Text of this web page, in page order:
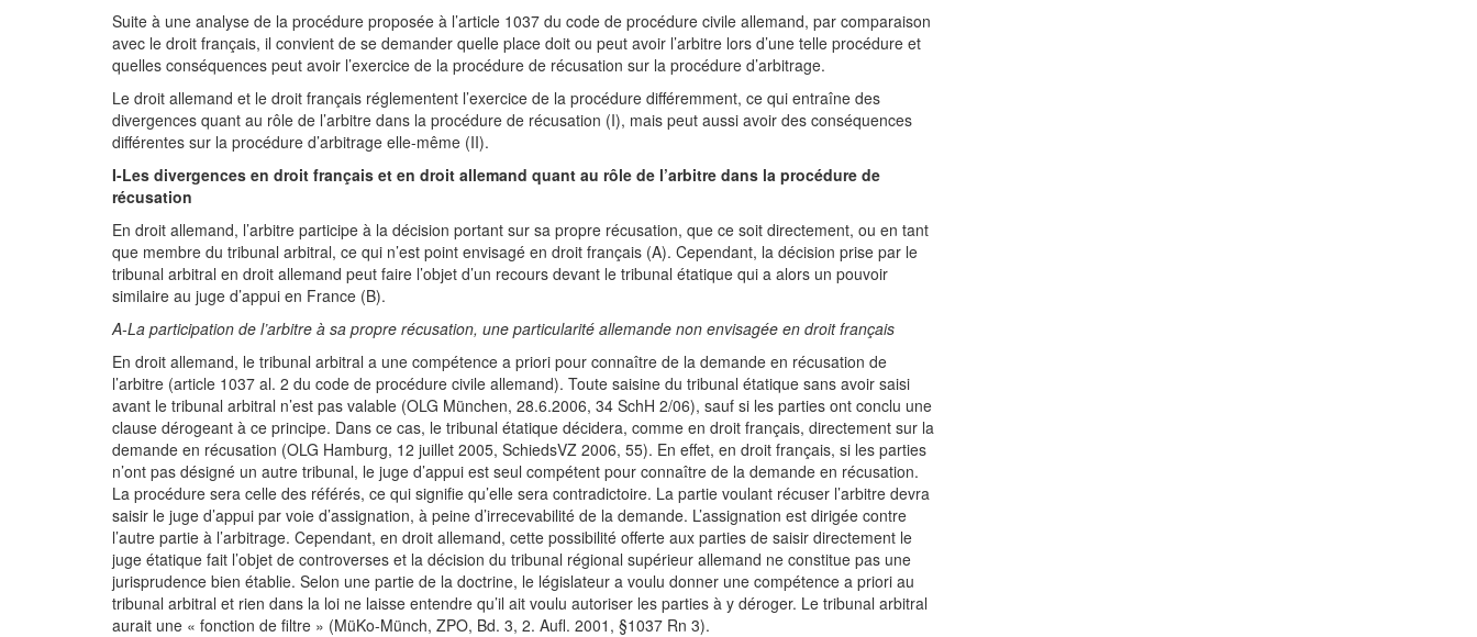
Suite à une analyse de la procédure proposée à l’article 1037 du code de procédure civile allemand, par comparaison
avec le droit français, il convient de se demander quelle place doit ou peut avoir l’arbitre lors d’une telle procédure et
quelles conséquences peut avoir l’exercice de la procédure de récusation sur la procédure d’arbitrage.
Le droit allemand et le droit français réglementent l’exercice de la procédure différemment, ce qui entraîne des
divergences quant au rôle de l’arbitre dans la procédure de récusation (I), mais peut aussi avoir des conséquences
différentes sur la procédure d’arbitrage elle-même (II).
I-Les divergences en droit français et en droit allemand quant au rôle de l’arbitre dans la procédure de
récusation
En droit allemand, l’arbitre participe à la décision portant sur sa propre récusation, que ce soit directement, ou en tant
que membre du tribunal arbitral, ce qui n’est point envisagé en droit français (A). Cependant, la décision prise par le
tribunal arbitral en droit allemand peut faire l’objet d’un recours devant le tribunal étatique qui a alors un pouvoir
similaire au juge d’appui en France (B).
A-La participation de l’arbitre à sa propre récusation, une particularité allemande non envisagée en droit français
En droit allemand, le tribunal arbitral a une compétence a priori pour connaître de la demande en récusation de
l’arbitre (article 1037 al. 2 du code de procédure civile allemand). Toute saisine du tribunal étatique sans avoir saisi
avant le tribunal arbitral n’est pas valable (OLG München, 28.6.2006, 34 SchH 2/06), sauf si les parties ont conclu une
clause dérogeant à ce principe. Dans ce cas, le tribunal étatique décidera, comme en droit français, directement sur la
demande en récusation (OLG Hamburg, 12 juillet 2005, SchiedsVZ 2006, 55). En effet, en droit français, si les parties
n’ont pas désigné un autre tribunal, le juge d’appui est seul compétent pour connaître de la demande en récusation.
La procédure sera celle des référés, ce qui signifie qu’elle sera contradictoire. La partie voulant récuser l’arbitre devra
saisir le juge d’appui par voie d’assignation, à peine d’irrecevabilité de la demande. L’assignation est dirigée contre
l’autre partie à l’arbitrage. Cependant, en droit allemand, cette possibilité offerte aux parties de saisir directement le
juge étatique fait l’objet de controverses et la décision du tribunal régional supérieur allemand ne constitue pas une
jurisprudence bien établie. Selon une partie de la doctrine, le législateur a voulu donner une compétence a priori au
tribunal arbitral et rien dans la loi ne laisse entendre qu’il ait voulu autoriser les parties à y déroger. Le tribunal arbitral
aurait une « fonction de filtre » (MüKo-Münch, ZPO, Bd. 3, 2. Aufl. 2001, §1037 Rn 3).